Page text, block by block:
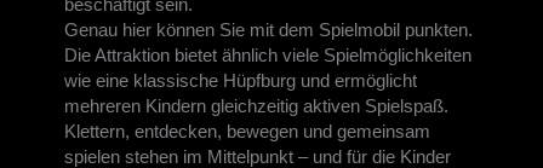
beschäftigt sein.
Genau hier können Sie mit dem Spielmobil punkten.
Die Attraktion bietet ähnlich viele Spielmöglichkeiten
wie eine klassische Hüpfburg und ermöglicht
mehreren Kindern gleichzeitig aktiven Spielspaß.
Klettern, entdecken, bewegen und gemeinsam
spielen stehen im Mittelpunkt – und für die Kinder